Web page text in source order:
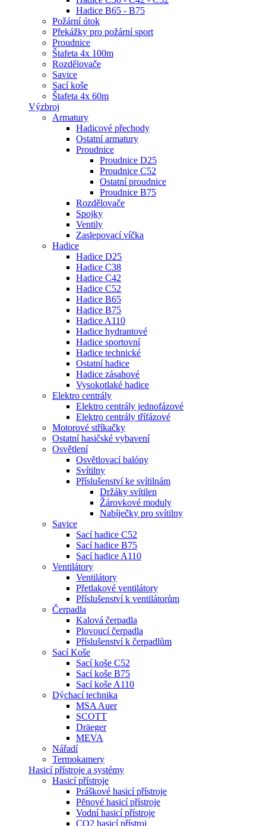
Hadice B65 - B75
Požární útok
Překážky pro požární sport
Proudnice
Štafeta 4x 100m
Rozdělovače
Savice
Sací koše
Štafeta 4x 60m
Výzbroj
Armatury
Hadicové přechody
Ostatní armatury
Proudnice
Proudnice D25
Proudnice C52
Ostatní proudnice
Proudnice B75
Rozdělovače
Spojky
Ventily
Zaslepovací víčka
Hadice
Hadice D25
Hadice C38
Hadice C42
Hadice C52
Hadice B65
Hadice B75
Hadice A110
Hadice hydrantové
Hadice sportovní
Hadice technické
Ostatní hadice
Hadice zásahové
Vysokotlaké hadice
Elektro centrály
Elektro centrály jednofázové
Elektro centrály třífázové
Motorové stříkačky
Ostatní hasičské vybavení
Osvětlení
Osvětlovací balóny
Svítilny
Příslušenství ke svítilnám
Držáky svítilen
Žárovkové moduly
Nabíječky pro svítilny
Savice
Sací hadice C52
Sací hadice B75
Sací hadice A110
Ventilátory
Ventilátory
Přetlakové ventilátory
Příslušenství k ventilátorům
Čerpadla
Kalová čerpadla
Plovoucí čerpadla
Příslušenství k čerpadlům
Sací Koše
Sací koše C52
Sací koše B75
Sací koše A110
Dýchací technika
MSA Auer
SCOTT
Dräeger
MEVA
Nářadí
Termokamery
Hasicí přístroje a systémy
Hasicí přístroje
Práškové hasicí přístroje
Pěnové hasicí přístroje
Vodní hasicí přístroje
CO2 hasicí přístroj